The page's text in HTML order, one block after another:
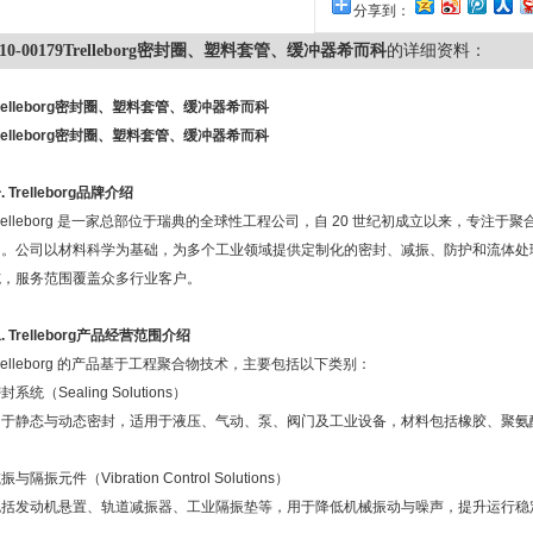
分享到：
10-00179Trelleborg密封圈、塑料套管、缓冲器希而科的详细资料：
密封圈、塑料套管、缓冲器希而科
密封圈、塑料套管、缓冲器希而科
. Trelleborg品牌介绍
是一家总部位于瑞典的全球性工程公司，自 20 世纪初成立以来，专注于聚
公司以材料科学为基础，为多个工业领域提供定制化的密封、减振、防护和流体
服务范围覆盖众多行业客户。
. Trelleborg产品经营范围介绍
的产品基于工程聚合物技术，主要包括以下类别：
系统（Sealing Solutions）
静态与动态密封，适用于液压、气动、泵、阀门及工业设备，材料包括橡胶、聚氨
与隔振元件（Vibration Control Solutions）
发动机悬置、轨道减振器、工业隔振垫等，用于降低机械振动与噪声，提升运行稳